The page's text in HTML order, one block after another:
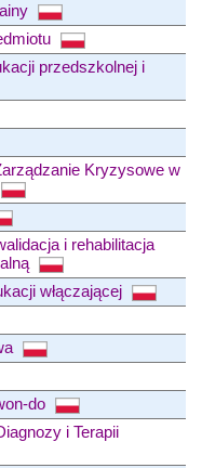
przedszkolnej i
Kryzysowe w
i rehabilitacja
włączającej
do
i Terapii